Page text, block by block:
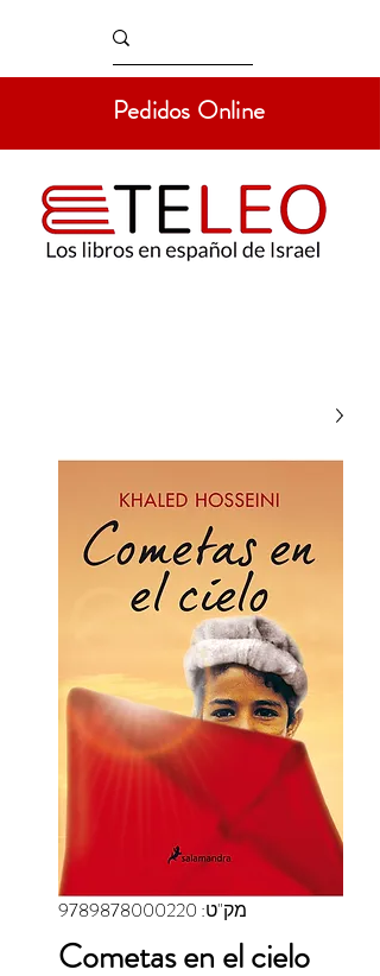
Pedidos Online
מק"ט: 9789878000220
Cometas en el cielo